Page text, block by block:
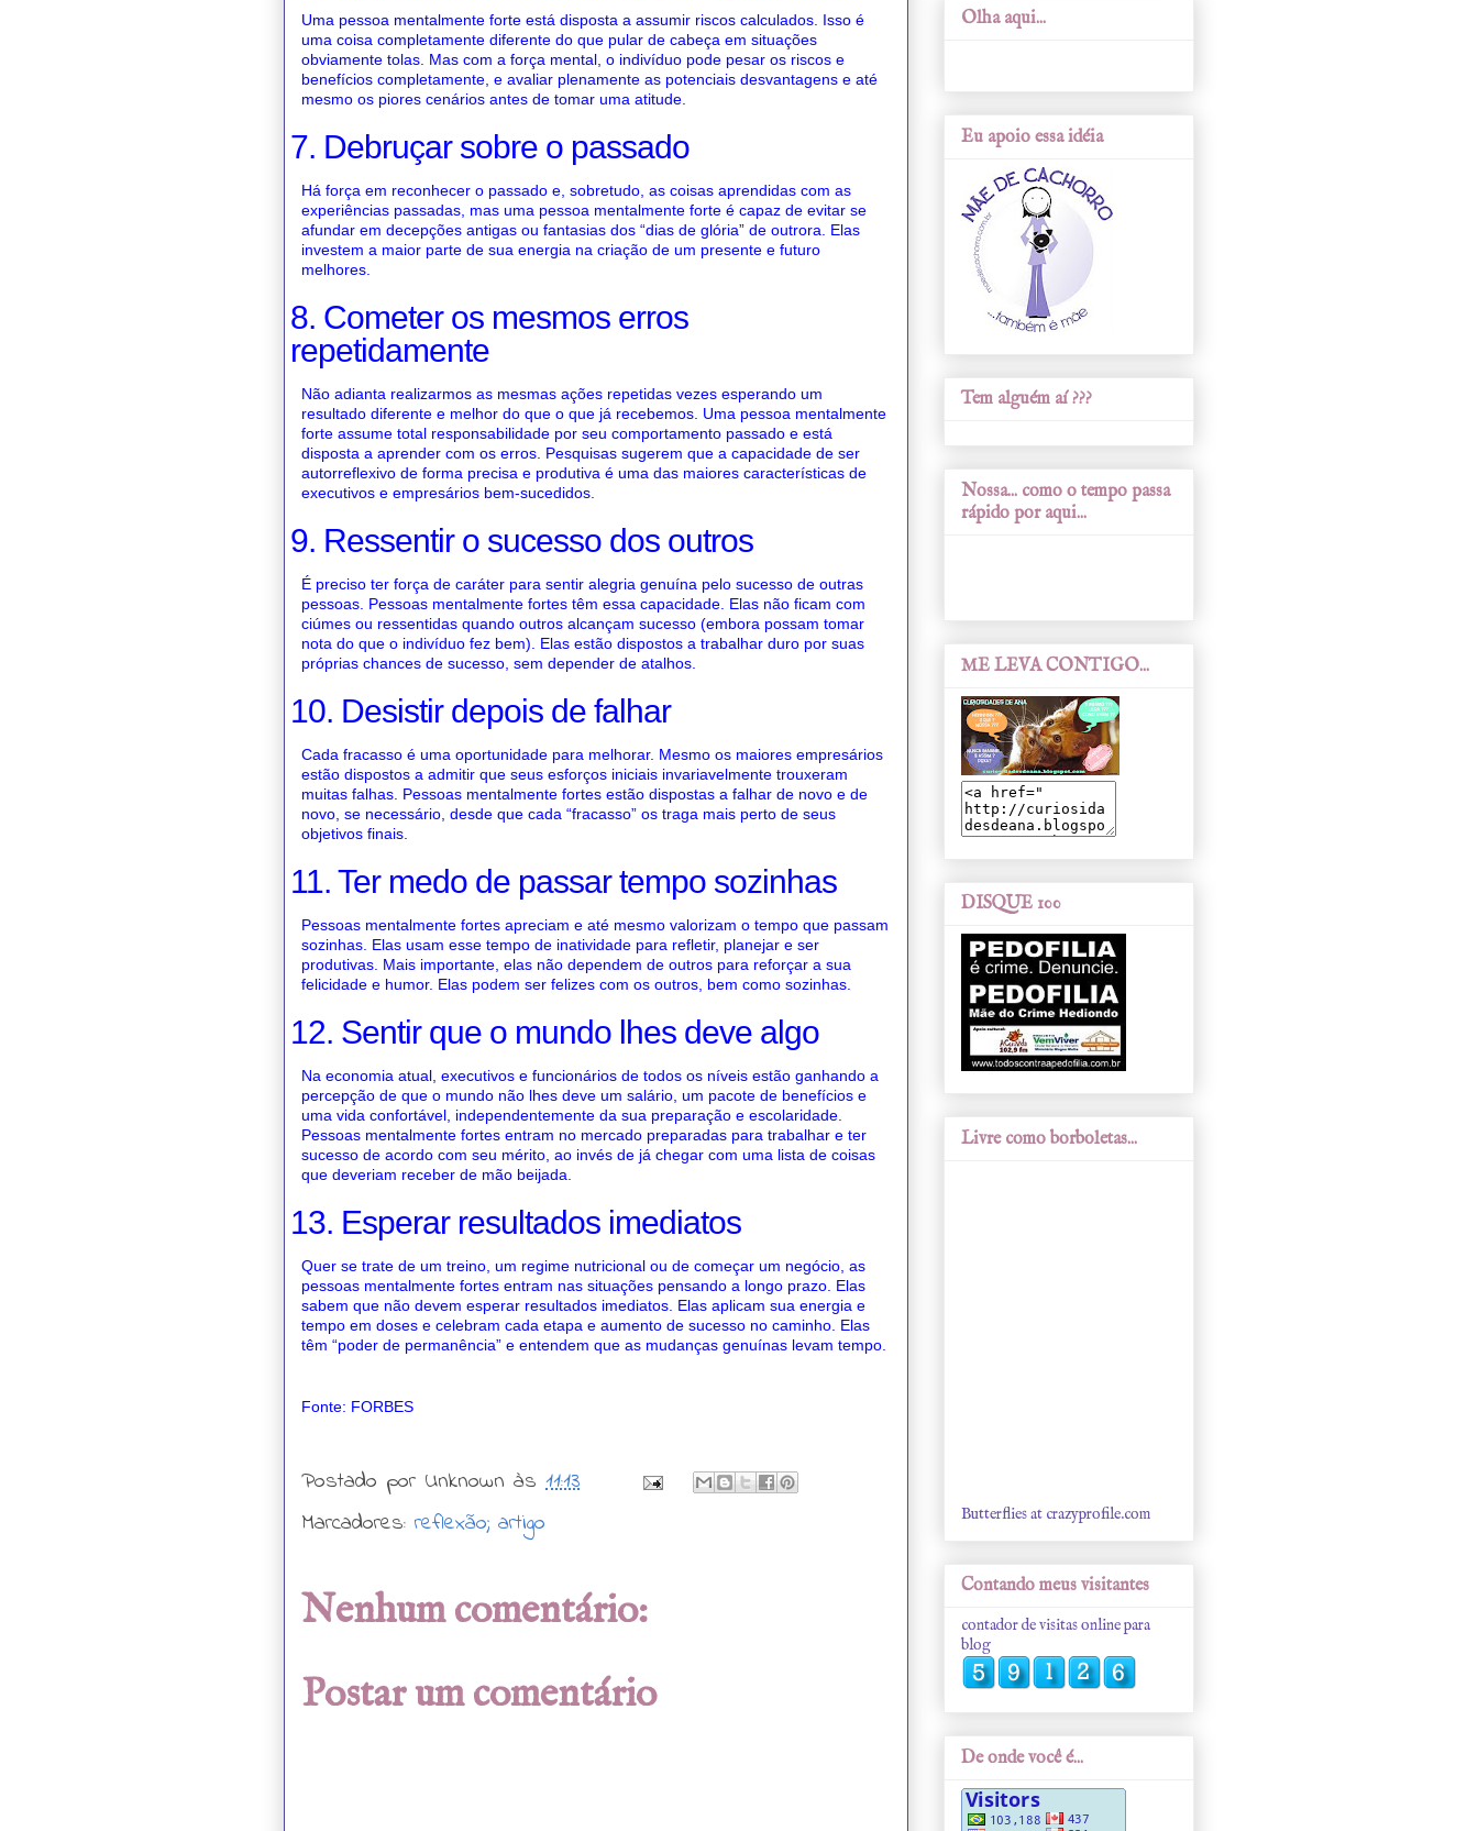
Uma pessoa mentalmente forte está disposta a assumir riscos calculados. Isso é
uma coisa completamente diferente do que pular de cabeça em situações
obviamente tolas. Mas com a força mental, o indivíduo pode pesar os riscos e
benefícios completamente, e avaliar plenamente as potenciais desvantagens e até
mesmo os piores cenários antes de tomar uma atitude.
7. Debruçar sobre o passado
Há força em reconhecer o passado e, sobretudo, as coisas aprendidas com as
experiências passadas, mas uma pessoa mentalmente forte é capaz de evitar se
afundar em decepções antigas ou fantasias dos “dias de glória” de outrora. Elas
investem a maior parte de sua energia na criação de um presente e futuro
melhores.
8. Cometer os mesmos erros
repetidamente
Não adianta realizarmos as mesmas ações repetidas vezes esperando um
resultado diferente e melhor do que o que já recebemos. Uma pessoa mentalmente
forte assume total responsabilidade por seu comportamento passado e está
disposta a aprender com os erros. Pesquisas sugerem que a capacidade de ser
autorreflexivo de forma precisa e produtiva é uma das maiores características de
executivos e empresários bem-sucedidos.
9. Ressentir o sucesso dos outros
É preciso ter força de caráter para sentir alegria genuína pelo sucesso de outras
pessoas. Pessoas mentalmente fortes têm essa capacidade. Elas não ficam com
ciúmes ou ressentidas quando outros alcançam sucesso (embora possam tomar
nota do que o indivíduo fez bem). Elas estão dispostos a trabalhar duro por suas
próprias chances de sucesso, sem depender de atalhos.
10. Desistir depois de falhar
Cada fracasso é uma oportunidade para melhorar. Mesmo os maiores empresários
estão dispostos a admitir que seus esforços iniciais invariavelmente trouxeram
muitas falhas. Pessoas mentalmente fortes estão dispostas a falhar de novo e de
novo, se necessário, desde que cada “fracasso” os traga mais perto de seus
objetivos finais.
11. Ter medo de passar tempo sozinhas
Pessoas mentalmente fortes apreciam e até mesmo valorizam o tempo que passam
sozinhas. Elas usam esse tempo de inatividade para refletir, planejar e ser
produtivas. Mais importante, elas não dependem de outros para reforçar a sua
felicidade e humor. Elas podem ser felizes com os outros, bem como sozinhas.
12. Sentir que o mundo lhes deve algo
Na economia atual, executivos e funcionários de todos os níveis estão ganhando a
percepção de que o mundo não lhes deve um salário, um pacote de benefícios e
uma vida confortável, independentemente da sua preparação e escolaridade.
Pessoas mentalmente fortes entram no mercado preparadas para trabalhar e ter
sucesso de acordo com seu mérito, ao invés de já chegar com uma lista de coisas
que deveriam receber de mão beijada.
13. Esperar resultados imediatos
Quer se trate de um treino, um regime nutricional ou de começar um negócio, as
pessoas mentalmente fortes entram nas situações pensando a longo prazo. Elas
sabem que não devem esperar resultados imediatos. Elas aplicam sua energia e
tempo em doses e celebram cada etapa e aumento de sucesso no caminho. Elas
têm “poder de permanência” e entendem que as mudanças genuínas levam tempo.
Fonte: FORBES
Postado por Unknown às 11:13
Marcadores: reflexão; artigo
Nenhum comentário:
Postar um comentário
Olha aqui...
Eu apoio essa idéia
Tem alguém aí ???
Nossa... como o tempo passa
rápido por aqui...
ME LEVA CONTIGO...
DISQUE 100
Livre como borboletas...
Butterflies at crazyprofile.com
Contando meus visitantes
contador de visitas online para
blog
De onde você é...